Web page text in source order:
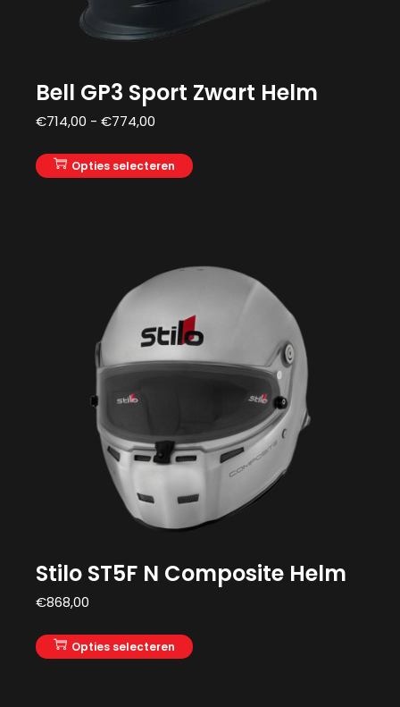
Bell GP3 Sport Zwart Helm
€714,00 - €774,00
Opties selecteren
Stilo ST5F N Composite Helm
€868,00
Opties selecteren